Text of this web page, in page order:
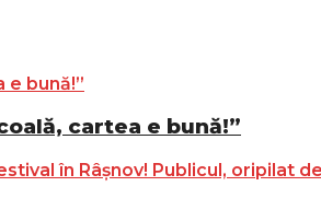
cartea e bună!”